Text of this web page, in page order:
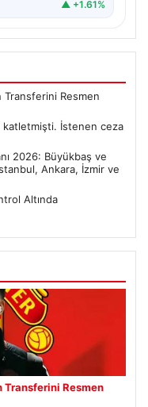
▲ +1.61%
Transferini Resmen
katletmişti. İstenen ceza
2026: Büyükbaş ve
Ankara, İzmir ve
Altında
Transferini Resmen